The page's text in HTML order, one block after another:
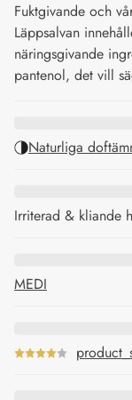
Fuktgivande och
Läppsalvan
näringsgivande
pantenol, det vill
Naturliga
Irriterad & kliande
MEDI